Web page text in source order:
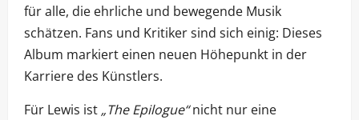
für alle, die ehrliche und bewegende Musik
schätzen. Fans und Kritiker sind sich einig: Dieses
Album markiert einen neuen Höhepunkt in der
Karriere des Künstlers.
Für Lewis ist „The Epilogue“nicht nur eine